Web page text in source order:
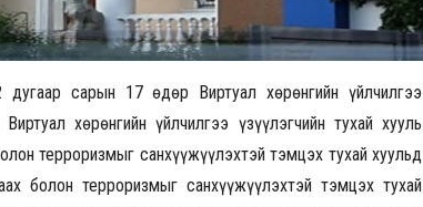
сарын 17 өдөр Виртуал хөрөнгийн үйлчилгээ
хөрөнгийн үйлчилгээ үзүүлэгчийн тухай хууль
терроризмыг санхүүжүүлэхтэй тэмцэх тухай хуульд
болон терроризмыг санхүүжүүлэхтэй тэмцэх тухай